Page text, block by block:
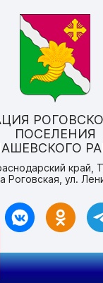
ПОСЕЛЕНИЯ
край,
Роговская, ул.